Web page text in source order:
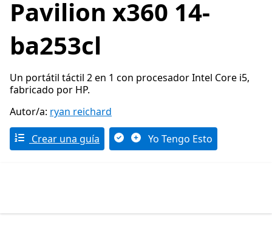
Pavilion x360 14-
ba253cl
Un portátil táctil 2 en 1 con procesador Intel Core i5,
fabricado por HP.
Autor/a: ryan reichard
Crear una guía Yo Tengo Esto